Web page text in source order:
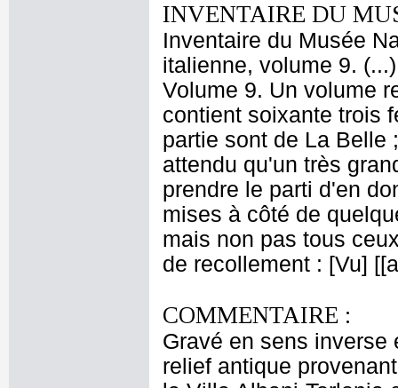
INVENTAIRE DU
Inventaire du Musée
italienne, volume 9.
Volume 9. Un volume
contient soixante trois
partie sont de La Belle
attendu qu'un très
prendre le parti d'en
mises à côté de
mais non pas tous
de recollement : [Vu]
COMMENTAIRE :
Gravé en sens inverse
relief antique